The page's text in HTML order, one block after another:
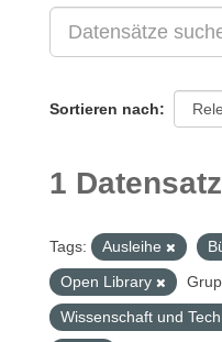
Sortieren nach
1
Tags: Ausleihe
Open Library
Wissenschaft und